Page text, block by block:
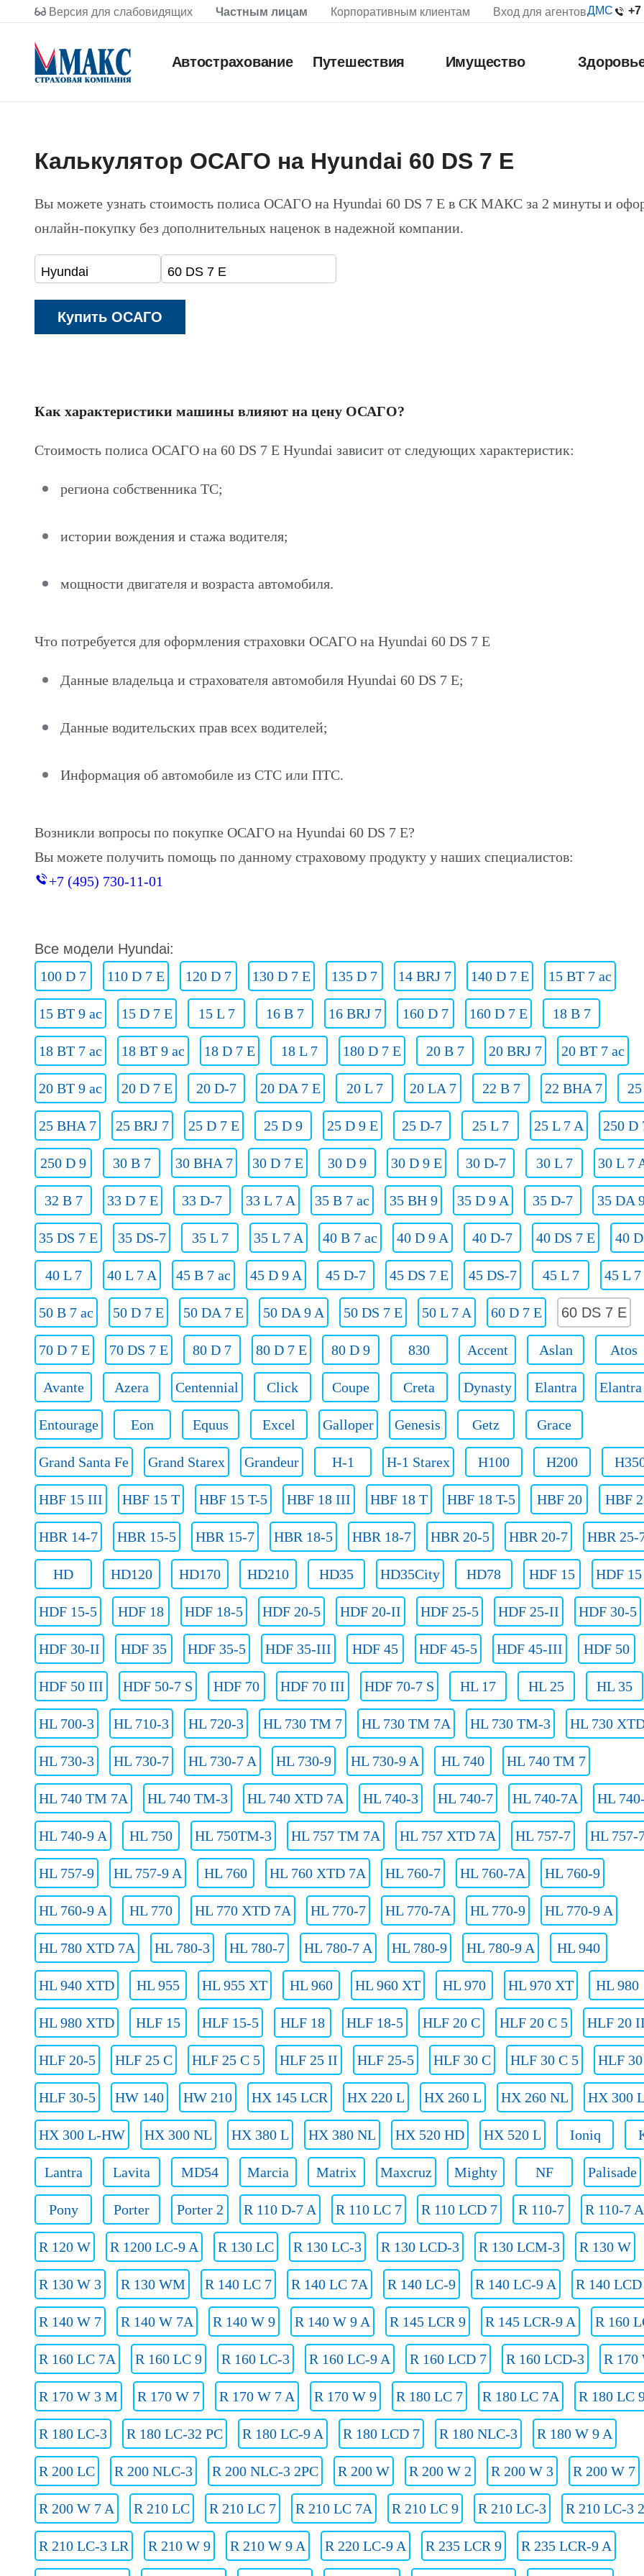
Версия для слабовидящих Частным лицам Корпоративным клиентам Вход для агентовДМС +7
Автострахование Путешествия Имущество
Калькулятор ОСАГО на Hyundai 60 DS 7 E
Вы можете узнать стоимость полиса ОСАГО на Hyundai 60 DS 7 E в СК МАКС за 2 минуты и
онлайн-покупку без дополнительных наценок в надежной компании.
Как характеристики машины влияют на цену ОСАГО?
Стоимость полиса ОСАГО на 60 DS 7 E Hyundai зависит от следующих характеристик:
региона собственника ТС;
истории вождения и стажа водителя;
мощности двигателя и возраста автомобиля.
Что потребуется для оформления страховки ОСАГО на Hyundai 60 DS 7 E
Данные владельца и страхователя автомобиля Hyundai 60 DS 7 E;
Данные водительских прав всех водителей;
Информация об автомобиле из СТС или ПТС.
Возникли вопросы по покупке ОСАГО на Hyundai 60 DS 7 E?
Вы можете получить помощь по данному страховому продукту у наших специалистов:
+7 (495) 730-11-01
Все модели Hyundai:
100 D 7
110 D 7 E 120 D 7 130 D 7 E 135 D 7 14 BRJ 7 140 D 7 E 15 BT 7 ac
15 BT 9 ac 15 D 7 E 15 L 7 16 B 7 16 BRJ 7 160 D 7 160 D 7 E 18 B 7
18 BT 7 ac 18 BT 9 ac 18 D 7 E 18 L 7 180 D 7 E 20 B 7 20 BRJ 7 20 BT 7 ac
20 BT 9 ac 20 D 7 E 20 D-7 20 DA 7 E 20 L 7 20 LA 7 22 B 7 22 BHA 7
25 BHA 7 25 BRJ 7 25 D 7 E 25 D 9 25 D 9 E 25 D-7 25 L 7 25 L 7 A 250 D
250 D 9 30 B 7 30 BHA 7 30 D 7 E 30 D 9 30 D 9 E 30 D-7 30 L 7 30 L 7
32 B 7 33 D 7 E 33 D-7 33 L 7 A 35 B 7 ac 35 BH 9 35 D 9 A 35 D-7 35 DA
35 DS 7 E 35 DS-7 35 L 7 35 L 7 A 40 B 7 ac 40 D 9 A 40 D-7 40 DS 7 E 40
40 L 7 40 L 7 A 45 B 7 ac 45 D 9 A 45 D-7 45 DS 7 E 45 DS-7 45 L 7 45 L 7
50 B 7 ac 50 D 7 E 50 DA 7 E 50 DA 9 A 50 DS 7 E 50 L 7 A 60 D 7 E 60 DS 7 E
70 D 7 E 70 DS 7 E 80 D 7 80 D 7 E 80 D 9 830 Accent Aslan Atos
Avante Azera Centennial Click Coupe Creta Dynasty Elantra
Entourage Eon Equus Excel Galloper Genesis Getz Grace
Grand Santa Fe Grand Starex Grandeur H-1 H-1 Starex H100 H200
HBF 15 III HBF 15 T HBF 15 T-5 HBF 18 III HBF 18 T HBF 18 T-5 HBF 20 HBF
HBR 14-7 HBR 15-5 HBR 15-7 HBR 18-5 HBR 18-7 HBR 20-5 HBR 20-7 HBR 25-
HD HD120 HD170 HD210 HD35 HD35City HD78 HDF 15 HDF
HDF 15-5 HDF 18 HDF 18-5 HDF 20-5 HDF 20-II HDF 25-5 HDF 25-II HDF 30-5
HDF 30-II HDF 35 HDF 35-5 HDF 35-III HDF 45 HDF 45-5 HDF 45-III HDF 50
HDF 50 III HDF 50-7 S HDF 70 HDF 70 III HDF 70-7 S HL 17 HL 25 HL 35
HL 700-3 HL 710-3 HL 720-3 HL 730 TM 7 HL 730 TM 7A HL 730 TM-3 HL 730
HL 730-3 HL 730-7 HL 730-7 A HL 730-9 HL 730-9 A HL 740 HL 740 TM 7
HL 740 TM 7A HL 740 TM-3 HL 740 XTD 7A HL 740-3 HL 740-7 HL 740-7A HL
HL 740-9 A HL 750 HL 750TM-3 HL 757 TM 7A HL 757 XTD 7A HL 757-7 HL 757-
HL 757-9 HL 757-9 A HL 760 HL 760 XTD 7A HL 760-7 HL 760-7A HL 760-9
HL 760-9 A HL 770 HL 770 XTD 7A HL 770-7 HL 770-7A HL 770-9 HL 770-9 A
HL 780 XTD 7A HL 780-3 HL 780-7 HL 780-7 A HL 780-9 HL 780-9 A HL 940
HL 940 XTD HL 955 HL 955 XT HL 960 HL 960 XT HL 970 HL 970 XT HL 980
HL 980 XTD HLF 15 HLF 15-5 HLF 18 HLF 18-5 HLF 20 C HLF 20 C 5 HLF 20 II
HLF 20-5 HLF 25 C HLF 25 C 5 HLF 25 II HLF 25-5 HLF 30 C HLF 30 C 5 HLF
HLF 30-5 HW 140 HW 210 HX 145 LCR HX 220 L HX 260 L HX 260 NL HX 300 L
HX 300 L-HW HX 300 NL HX 380 L HX 380 NL HX 520 HD HX 520 L Ioniq
Lantra Lavita MD54 Marcia Matrix Maxcruz Mighty NF Palisade
Pony Porter Porter 2 R 110 D-7 A R 110 LC 7 R 110 LCD 7 R 110-7 R 110-7 A
R 120 W R 1200 LC-9 A R 130 LC R 130 LC-3 R 130 LCD-3 R 130 LCM-3 R 130 W
R 130 W 3 R 130 WM R 140 LC 7 R 140 LC 7A R 140 LC-9 R 140 LC-9 A R 140
R 140 W 7 R 140 W 7A R 140 W 9 R 140 W 9 A R 145 LCR 9 R 145 LCR-9 A R 160
R 160 LC 7A R 160 LC 9 R 160 LC-3 R 160 LC-9 A R 160 LCD 7 R 160 LCD-3 R 170
R 170 W 3 M R 170 W 7 R 170 W 7 A R 170 W 9 R 180 LC 7 R 180 LC 7A R 180 LC
R 180 LC-3 R 180 LC-32 PC R 180 LC-9 A R 180 LCD 7 R 180 NLC-3 R 180 W 9 A
R 200 LC R 200 NLC-3 R 200 NLC-3 2PC R 200 W R 200 W 2 R 200 W 3 R 200 W 7
R 200 W 7 A R 210 LC R 210 LC 7 R 210 LC 7A R 210 LC 9 R 210 LC-3 R 210 LC-3
R 210 LC-3 LR R 210 W 9 R 210 W 9 A R 220 LC-9 A R 235 LCR 9 R 235 LCR-9 A